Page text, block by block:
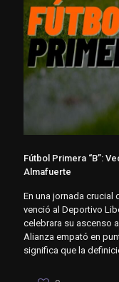
Fútbol Primera “B”:
Almafuerte
En una jornada crucial
venció al Deportivo
celebrara su ascenso
Alianza empató en
significa que la